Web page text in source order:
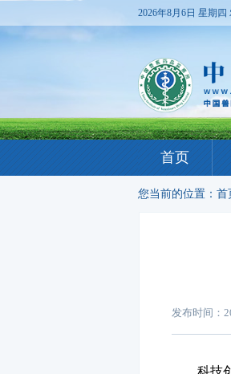
2026年8月6日 星期四
首页
您当前的位置： 首
发布时间：